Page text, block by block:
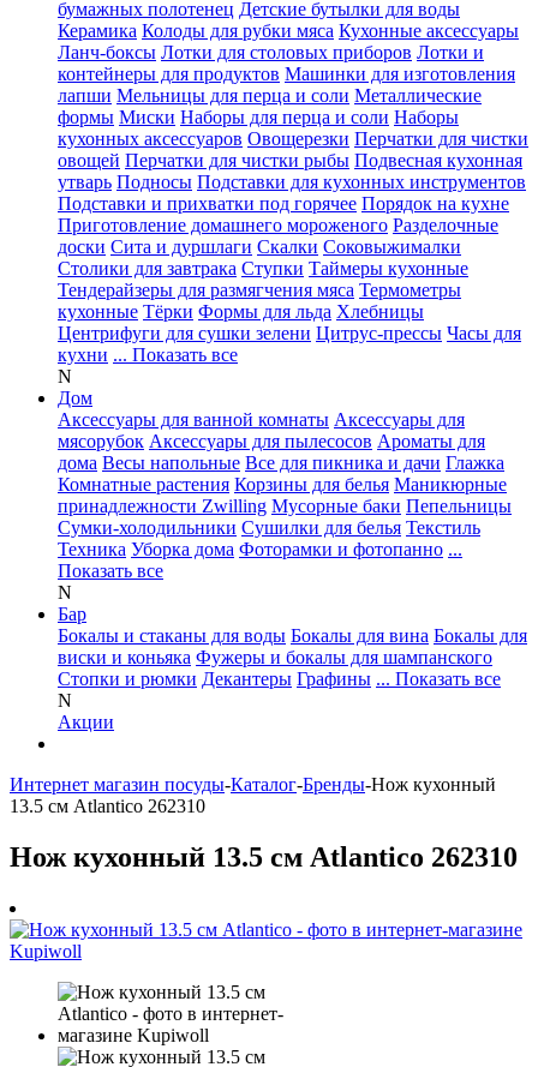
бумажных полотенец Детские бутылки для воды
Керамика Колоды для рубки мяса Кухонные аксессуары
Ланч-боксы Лотки для столовых приборов Лотки и
контейнеры для продуктов Машинки для изготовления
лапши Мельницы для перца и соли Металлические
формы Миски Наборы для перца и соли Наборы
кухонных аксессуаров Овощерезки Перчатки для чистки
овощей Перчатки для чистки рыбы Подвесная кухонная
утварь Подносы Подставки для кухонных инструментов
Подставки и прихватки под горячее Порядок на кухне
Приготовление домашнего мороженого Разделочные
доски Сита и дуршлаги Скалки Соковыжималки
Столики для завтрака Ступки Таймеры кухонные
Тендерайзеры для размягчения мяса Термометры
кухонные Тёрки Формы для льда Хлебницы
Центрифуги для сушки зелени Цитрус-прессы Часы для
кухни ... Показать все
N
Дом
Аксессуары для ванной комнаты Аксессуары для
мясорубок Аксессуары для пылесосов Ароматы для
дома Весы напольные Все для пикника и дачи Глажка
Комнатные растения Корзины для белья Маникюрные
принадлежности Zwilling Мусорные баки Пепельницы
Сумки-холодильники Сушилки для белья Текстиль
Техника Уборка дома Фоторамки и фотопанно ...
Показать все
N
Бар
Бокалы и стаканы для воды Бокалы для вина Бокалы для
виски и коньяка Фужеры и бокалы для шампанского
Стопки и рюмки Декантеры Графины ... Показать все
N
Акции
Интернет магазин посуды-Каталог-Бренды-Нож кухонный
13.5 см Atlantico 262310
Нож кухонный 13.5 см Atlantico 262310